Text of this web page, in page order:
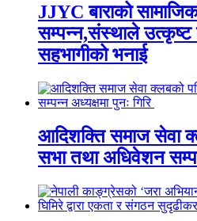
JJYC बाराको
सम्पन्न,संस्थाले उत्कृष्ट
सहभागीको भनाई
आदिशक्ति समाज सेवा
सभा तथा अधिवेशन